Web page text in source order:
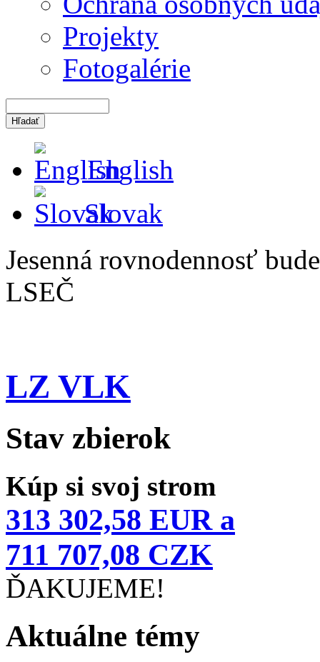
Projekty
Fotogalérie
English
Slovak
Jesenná rovnodennosť
LSEČ
LZ VLK
Stav zbierok
Kúp si svoj strom
313 302,58 EUR a
711 707,08 CZK
ĎAKUJEME!
Aktuálne témy